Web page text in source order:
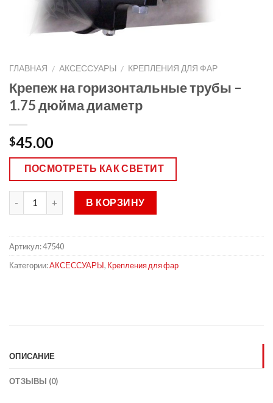
ГЛАВНАЯ / АКСЕССУАРЫ / КРЕПЛЕНИЯ ДЛЯ ФАР
Крепеж на горизонтальные трубы –
1.75 дюйма диаметр
$45.00
ПОСМОТРЕТЬ КАК СВЕТИТ
В КОРЗИНУ
Артикул:47540
Категории:АКСЕССУАРЫ, Крепления для фар
ОПИСАНИЕ
ОТЗЫВЫ (0)